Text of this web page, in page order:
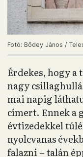
Fotó: Bődey János /
Érdekes, hogy a
nagy
mai napig
címert. Ennek a
évtizedekkel
nyolcvanas
falazni – talán